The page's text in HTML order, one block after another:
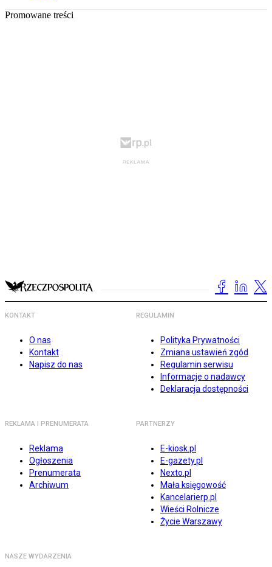
Promowane treści
KONTAKT
O nas
Kontakt
Napisz do nas
REGULAMIN
Polityka Prywatności
Zmiana ustawień zgód
Regulamin serwisu
Informacje o nadawcy
Deklaracja dostępności
REKLAMA I PRENUMERATA
Reklama
Ogłoszenia
Prenumerata
Archiwum
PARTNERZY
E-kiosk.pl
E-gazety.pl
Nexto.pl
Mała księgowość
Kancelarierp.pl
Wieści Rolnicze
Życie Warszawy
NASZE WYDARZENIA